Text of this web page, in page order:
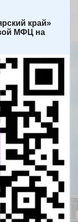
край»
МФЦ на